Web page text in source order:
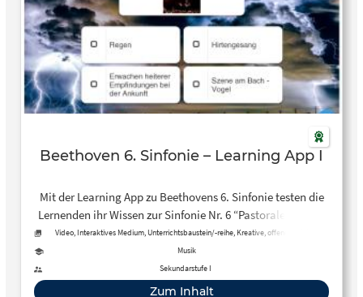
Beethoven 6. Sinfonie – Learning App I
Mit der Learning App zu Beethovens 6. Sinfonie testen die
Lernenden ihr Wissen zur Sinfonie Nr. 6 “Pastorale”, indem
sie zu ausgewählten Musikbeispielen aus der Sinfonie –
eingespielt vom hr-Sinfonieorchester – die jeweils
dazugehörige Naturdarstellung zuordnen.
Video, Interaktives Medium, Unterrichtsbaustein/-reihe, Kreative, offene Aktivität
Musik
Sekundarstufe I
Zum Inhalt